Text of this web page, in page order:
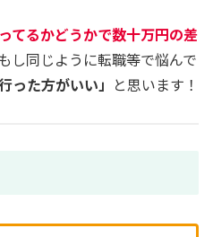
てるかどうかで数十万円の差
し同じように転職等で悩んで
行った方がいい」 と思います！